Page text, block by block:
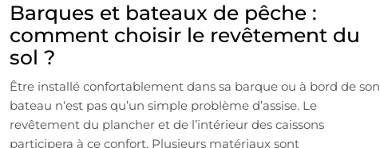
Barques et bateaux de pêche :
comment choisir le revêtement du
sol ?
Être installé confortablement dans sa barque ou à bord de son
bateau n‘est pas qu’un simple problème d’assise. Le
revêtement du plancher et de l’intérieur des caissons
participera à ce confort. Plusieurs matériaux sont